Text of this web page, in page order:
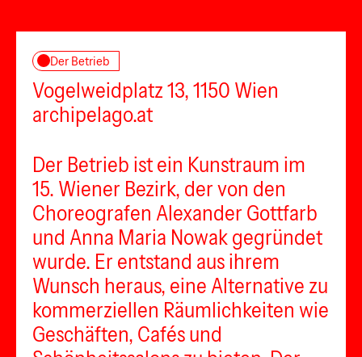
Der Betrieb
Vogelweidplatz 13, 1150 Wien
archipelago.at
Der Betrieb ist ein Kunstraum im
15. Wiener Bezirk, der von den
Choreografen Alexander Gottfarb
und Anna Maria Nowak gegründet
wurde. Er entstand aus ihrem
Wunsch heraus, eine Alternative zu
kommerziellen Räumlichkeiten wie
Geschäften, Cafés und